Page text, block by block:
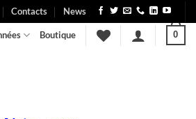
Contacts News
Boutique 0